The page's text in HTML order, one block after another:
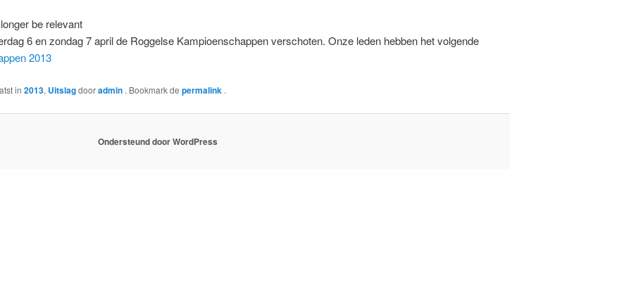
be relevant
6 en zondag 7 april de Roggelse Kampioenschappen verschoten. Onze leden hebben het volgende
2013
in 2013, Uitslagdooradmin . Bookmark de permalink .
Ondersteund door WordPress